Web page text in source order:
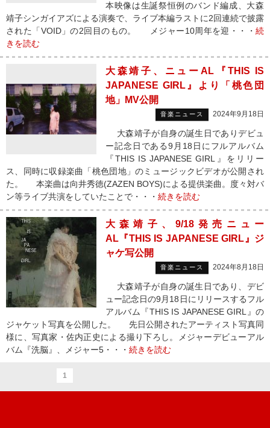
本映像は生誕祭恒例のバンド編成、大森
靖子シンガイアズによる演奏で、ライブ本編ラストに2回連続で披露
された「VOID」の2回目のもの。 メジャー10周年を迎・・・ 続
きを読む
大森靖子、ニューAL『THIS IS
JAPANESE GIRL』より「桃色団
地」MV公開
音楽ニュース 2024年9月18日
大森靖子が自身の誕生日でありデビュ
ー記念日である9月18日にフルアルバム
『THIS IS JAPANESE GIRL』をリリー
ス、同時に収録楽曲「桃色団地」のミュージックビデオが公開され
た。 本楽曲は向井秀徳(ZAZEN BOYS)による提供楽曲。度々対バ
ン等ライブ共演をしていたことで・・・ 続きを読む
大森靖子、9/18発売ニュー
AL『THIS IS JAPANESE GIRL』ジ
ャケ写公開
音楽ニュース 2024年8月18日
大森靖子が自身の誕生日であり、デビ
ュー記念日の9月18日にリリースするフル
アルバム『THIS IS JAPANESE GIRL』の
ジャケット写真を公開した。 先日公開されたアーティスト写真同
様に、写真家・佐内正史による撮り下ろし。メジャーデビューアル
バム『洗脳』、メジャー5・・・ 続きを読む
1